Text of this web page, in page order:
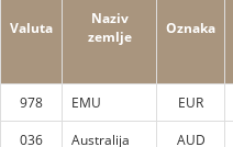
Valuta
Naziv
zemlje
Oznaka
978
EMU EUR
036
Australija AUD